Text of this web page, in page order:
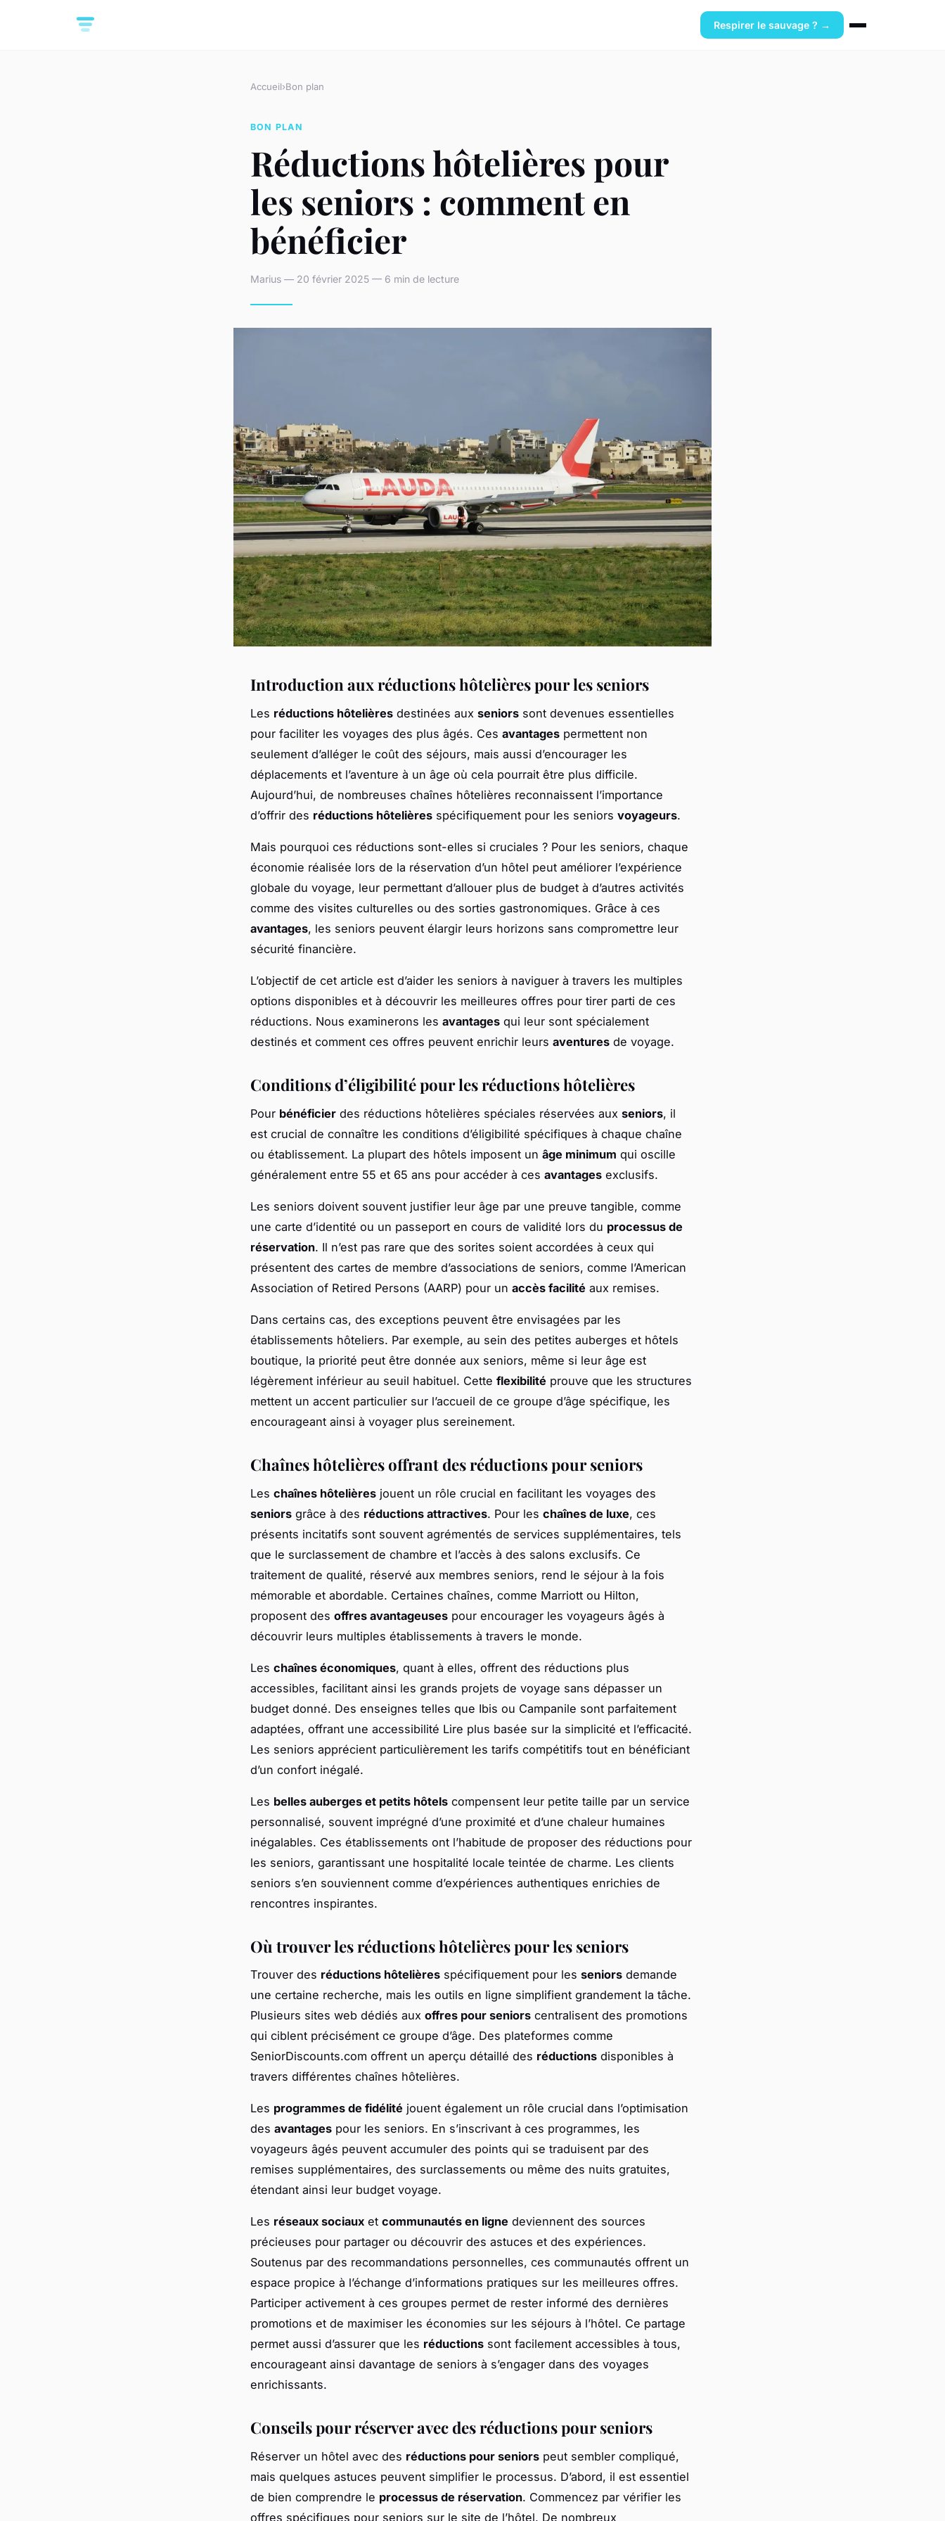
Respirer le sauvage ? →
Accueil›Bon plan
BON PLAN
Réductions hôtelières pour
les seniors : comment en
bénéficier
Marius — 20 février 2025 — 6 min de lecture
Introduction aux réductions hôtelières pour les seniors
Les réductions hôtelières destinées aux seniors sont devenues essentielles
pour faciliter les voyages des plus âgés. Ces avantages permettent non
seulement d’alléger le coût des séjours, mais aussi d’encourager les
déplacements et l’aventure à un âge où cela pourrait être plus difficile.
Aujourd’hui, de nombreuses chaînes hôtelières reconnaissent l’importance
d’offrir des réductions hôtelières spécifiquement pour les seniors voyageurs.
Mais pourquoi ces réductions sont-elles si cruciales ? Pour les seniors, chaque
économie réalisée lors de la réservation d’un hôtel peut améliorer l’expérience
globale du voyage, leur permettant d’allouer plus de budget à d’autres activités
comme des visites culturelles ou des sorties gastronomiques. Grâce à ces
avantages, les seniors peuvent élargir leurs horizons sans compromettre leur
sécurité financière.
L’objectif de cet article est d’aider les seniors à naviguer à travers les multiples
options disponibles et à découvrir les meilleures offres pour tirer parti de ces
réductions. Nous examinerons les avantages qui leur sont spécialement
destinés et comment ces offres peuvent enrichir leurs aventures de voyage.
Conditions d’éligibilité pour les réductions hôtelières
Pour bénéficier des réductions hôtelières spéciales réservées aux seniors, il
est crucial de connaître les conditions d’éligibilité spécifiques à chaque chaîne
ou établissement. La plupart des hôtels imposent un âge minimum qui oscille
généralement entre 55 et 65 ans pour accéder à ces avantages exclusifs.
Les seniors doivent souvent justifier leur âge par une preuve tangible, comme
une carte d’identité ou un passeport en cours de validité lors du processus de
réservation. Il n’est pas rare que des sorites soient accordées à ceux qui
présentent des cartes de membre d’associations de seniors, comme l’American
Association of Retired Persons (AARP) pour un accès facilité aux remises.
Dans certains cas, des exceptions peuvent être envisagées par les
établissements hôteliers. Par exemple, au sein des petites auberges et hôtels
boutique, la priorité peut être donnée aux seniors, même si leur âge est
légèrement inférieur au seuil habituel. Cette flexibilité prouve que les structures
mettent un accent particulier sur l’accueil de ce groupe d’âge spécifique, les
encourageant ainsi à voyager plus sereinement.
Chaînes hôtelières offrant des réductions pour seniors
Les chaînes hôtelières jouent un rôle crucial en facilitant les voyages des
seniors grâce à des réductions attractives. Pour les chaînes de luxe, ces
présents incitatifs sont souvent agrémentés de services supplémentaires, tels
que le surclassement de chambre et l’accès à des salons exclusifs. Ce
traitement de qualité, réservé aux membres seniors, rend le séjour à la fois
mémorable et abordable. Certaines chaînes, comme Marriott ou Hilton,
proposent des offres avantageuses pour encourager les voyageurs âgés à
découvrir leurs multiples établissements à travers le monde.
Les chaînes économiques, quant à elles, offrent des réductions plus
accessibles, facilitant ainsi les grands projets de voyage sans dépasser un
budget donné. Des enseignes telles que Ibis ou Campanile sont parfaitement
adaptées, offrant une accessibilité Lire plus basée sur la simplicité et l’efficacité.
Les seniors apprécient particulièrement les tarifs compétitifs tout en bénéficiant
d’un confort inégalé.
Les belles auberges et petits hôtels compensent leur petite taille par un service
personnalisé, souvent imprégné d’une proximité et d’une chaleur humaines
inégalables. Ces établissements ont l’habitude de proposer des réductions pour
les seniors, garantissant une hospitalité locale teintée de charme. Les clients
seniors s’en souviennent comme d’expériences authentiques enrichies de
rencontres inspirantes.
Où trouver les réductions hôtelières pour les seniors
Trouver des réductions hôtelières spécifiquement pour les seniors demande
une certaine recherche, mais les outils en ligne simplifient grandement la tâche.
Plusieurs sites web dédiés aux offres pour seniors centralisent des promotions
qui ciblent précisément ce groupe d’âge. Des plateformes comme
SeniorDiscounts.com offrent un aperçu détaillé des réductions disponibles à
travers différentes chaînes hôtelières.
Les programmes de fidélité jouent également un rôle crucial dans l’optimisation
des avantages pour les seniors. En s’inscrivant à ces programmes, les
voyageurs âgés peuvent accumuler des points qui se traduisent par des
remises supplémentaires, des surclassements ou même des nuits gratuites,
étendant ainsi leur budget voyage.
Les réseaux sociaux et communautés en ligne deviennent des sources
précieuses pour partager ou découvrir des astuces et des expériences.
Soutenus par des recommandations personnelles, ces communautés offrent un
espace propice à l’échange d’informations pratiques sur les meilleures offres.
Participer activement à ces groupes permet de rester informé des dernières
promotions et de maximiser les économies sur les séjours à l’hôtel. Ce partage
permet aussi d’assurer que les réductions sont facilement accessibles à tous,
encourageant ainsi davantage de seniors à s’engager dans des voyages
enrichissants.
Conseils pour réserver avec des réductions pour seniors
Réserver un hôtel avec des réductions pour seniors peut sembler compliqué,
mais quelques astuces peuvent simplifier le processus. D’abord, il est essentiel
de bien comprendre le processus de réservation. Commencez par vérifier les
offres spécifiques pour seniors sur le site de l’hôtel. De nombreux